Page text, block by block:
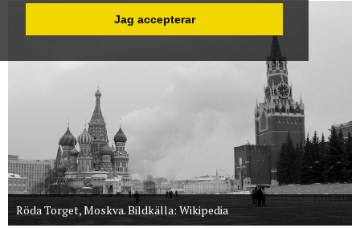
Jag accepterar
Röda Torget, Moskva. Bildkälla: Wikipedia